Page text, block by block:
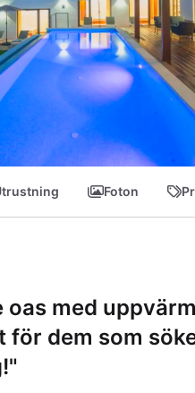
Foton
oas med
för dem som